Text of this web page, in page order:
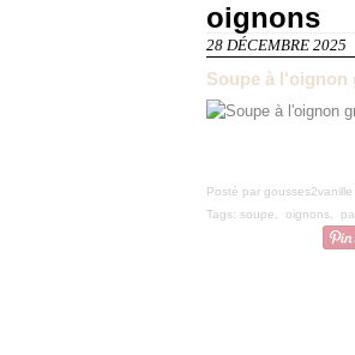
oignons
28 DÉCEMBRE 2025
Soupe à l'oignon
Posté par
Tags: soupe oignons